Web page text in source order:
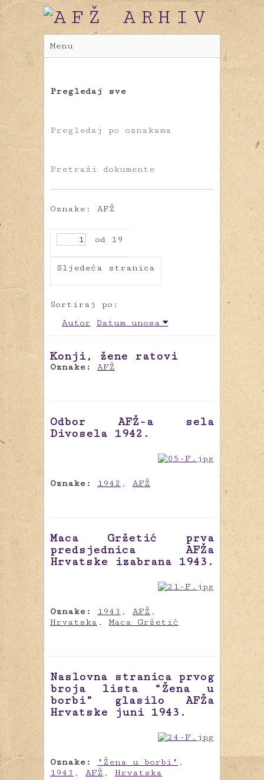
Menu
Pregledaj sve
Pregledaj po oznakama
Pretraži dokumente
Oznake: AFŽ
od 19
Sljedeća stranica
Sortiraj po:
Autor
Datum unosa
Konji, žene ratovi
Oznake: AFŽ
Odbor AFŽ-a sela
Divosela 1942.
Oznake: 1942 , AFŽ
Maca Gržetić prva
predsjednica AFŽa
Hrvatske izabrana 1943.
Oznake: 1943 , AFŽ ,
Hrvatska ,Maca Gržetić
Naslovna stranica prvog
broja lista “Žena u
borbi” glasilo AFŽa
Hrvatske juni 1943.
Oznake: "Žena u borbi" ,
1943 , AFŽ , Hrvatska